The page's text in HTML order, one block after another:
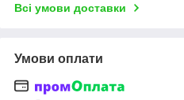
Всі умови доставки
Умови оплати